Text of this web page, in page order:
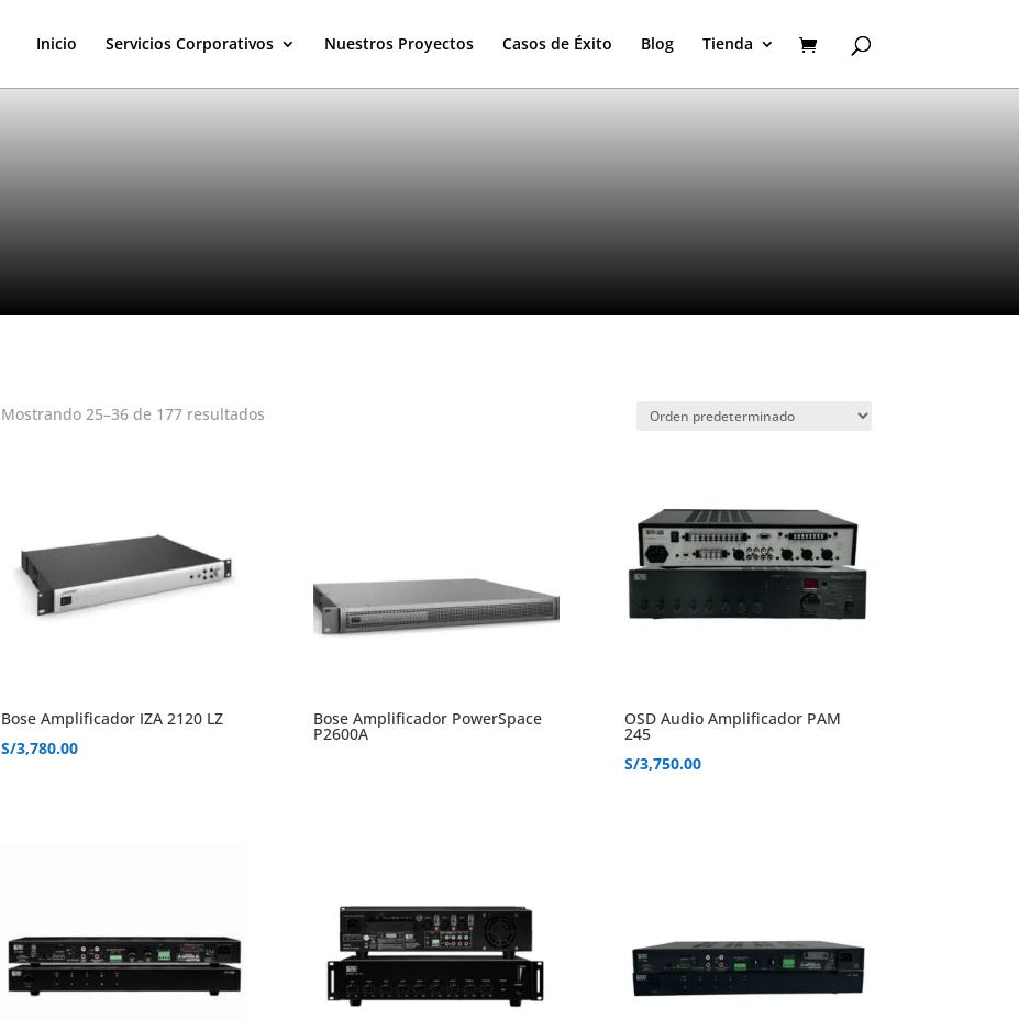
Inicio Servicios Corporativos Nuestros Proyectos Casos de Éxito Blog Tienda
Mostrando 25–36 de 177 resultados
Bose Amplificador IZA 2120 LZ
S/3,780.00
Bose Amplificador PowerSpace
P2600A
OSD Audio Amplificador PAM
245
S/3,750.00